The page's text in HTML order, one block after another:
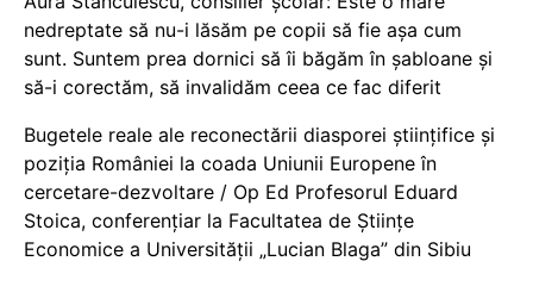
nedreptate să nu-i lăsăm pe copii să fie așa cum
sunt. Suntem prea dornici să îi băgăm în șabloane și
să-i corectăm, să invalidăm ceea ce fac diferit
Bugetele reale ale reconectării diasporei științifice și
poziția României la coada Uniunii Europene în
cercetare-dezvoltare / Op Ed Profesorul Eduard
Stoica, conferențiar la Facultatea de Științe
Economice a Universității „Lucian Blaga” din Sibiu